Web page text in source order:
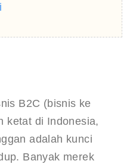
B2C (bisnis ke
ketat di Indonesia,
adalah kunci
Banyak merek